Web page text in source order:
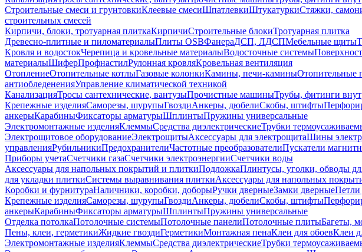
Строительные смеси и грунтовкиКлеевые смесиШпатлевкиШтукатуркиСтяжки,
строительных смесей
Кирпичи, блоки, тротуарная плиткаКирпичиСтроительные блокиТротуарная плитка
Древесно-плитные и пиломатериалыПлиты OSBФанераДСП, ЛДСПМебельные щиты
Кровля и водостокЧерепица и кровельные материалыВодосточные системы
материалыШиферПрофнастилРулонная кровляКровельная вентиляция
ОтоплениеОтопительные котлыГазовые колонкиКамины, печи-каминыОтопительные
антиобледененияУправление климатической техникой
КанализацияТросы сантехнические, вантузыПрочистные машиныТрубы, фитинги
Крепежные изделияСаморезы, шурупыГвоздиАнкеры, дюбелиСкобы, штифты
анкерыКарабиныФиксаторы арматурыШплинтыПружины универсальные
Электромонтажные изделияКлеммыСредства диэлектрическиеТрубки
Электрощитовое оборудованиеЭлектрощитыАксессуары для электрощитаШины
управленияРубильникиПредохранителиЧастотные преобразователиПускатели
Приборы учетаСчетчики газаСчетчики электроэнергииСчетчики воды
Аксессуары для напольных покрытий и плиткиПодложкаПлинтусы, уголки, обводы
для укладки плиткиСистемы выравнивания плиткиАксессуары для напольных
Коробки и фурнитураНаличники, коробки, доборыРучки дверныеЗамки дверныеПетли
Крепежные изделияСаморезы, шурупыГвоздиАнкеры, дюбелиСкобы, штифты
анкерыКарабиныФиксаторы арматурыШплинтыПружины универсальные
Отделка потолкаПотолочные системыПотолочные панелиПотолочные плитыБагеты,
Пены, клеи, герметикиЖидкие гвоздиГерметикиМонтажная пенаКлеи для обоевКлеи
Электромонтажные изделияКлеммыСредства диэлектрическиеТрубки